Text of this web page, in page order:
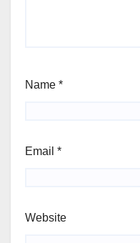
Name *
Email *
Website